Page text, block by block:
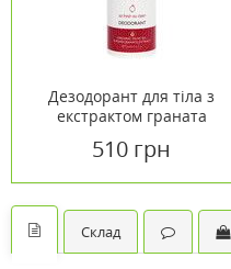
Дезодорант для тіла з
екстрактом граната
510 грн
Склад